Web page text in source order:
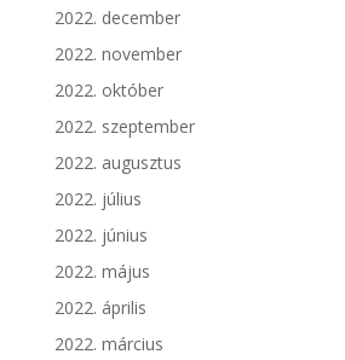
2022. december
2022. november
2022. október
2022. szeptember
2022. augusztus
2022. július
2022. június
2022. május
2022. április
2022. március